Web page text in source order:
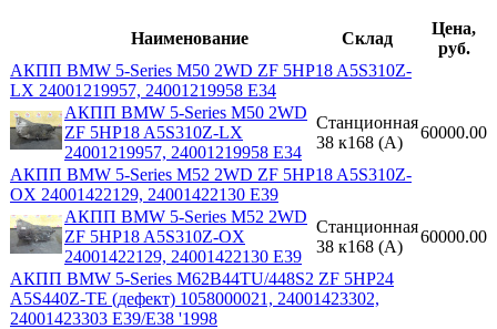
Наименование Склад
Цена,
руб.
АКПП BMW 5-Series M50 2WD ZF 5HP18 A5S310Z-
LX 24001219957, 24001219958 E34
АКПП BMW 5-Series M50 2WD
ZF 5HP18 A5S310Z-LX
24001219957, 24001219958 E34
Станционная
38 к168 (A)
60000.00
АКПП BMW 5-Series M52 2WD ZF 5HP18 A5S310Z-
OX 24001422129, 24001422130 E39
АКПП BMW 5-Series M52 2WD
ZF 5HP18 A5S310Z-OX
24001422129, 24001422130 E39
Станционная
38 к168 (A)
60000.00
АКПП BMW 5-Series M62B44TU/448S2 ZF 5HP24
A5S440Z-TE (дефект) 1058000021, 24001423302,
24001423303 E39/E38 '1998